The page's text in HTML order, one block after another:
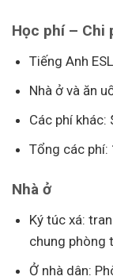
Học phí – Chi
Tiếng Anh
Nhà ở và ăn
Các phí khác:
Tổng các phí:
Nhà ở
Ký túc xá:
chung phòng
Ở nhà dân: